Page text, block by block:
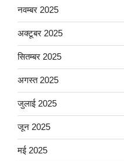
नवम्बर 2025
अक्टूबर 2025
सितम्बर 2025
अगस्त 2025
जुलाई 2025
जून 2025
मई 2025